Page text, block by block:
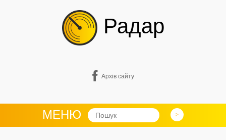
Радар
Архів сайту
МЕНЮ